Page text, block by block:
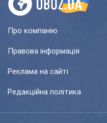
Про компанію
Правова інформація
Реклама на сайті
Редакційна політика